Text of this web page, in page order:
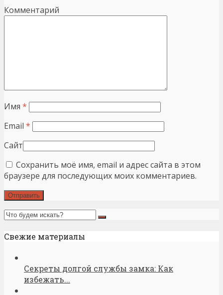
Комментарий
Имя *
Email *
Сайт
Сохранить моё имя, email и адрес сайта в этом
браузере для последующих моих комментариев.
Свежие материалы
Секреты долгой службы замка: Как
избежать...